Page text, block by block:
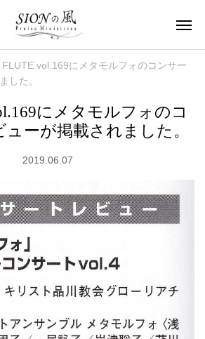
vol.169にメタモルフォのコンサー
した。
にメタモルフォのコ
ーが掲載されました。
2019.06.07